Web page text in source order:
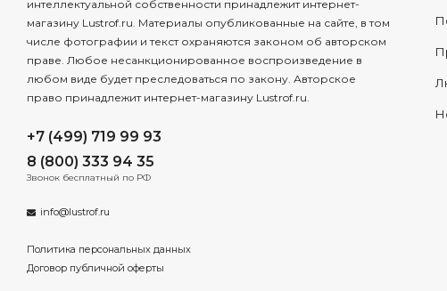
интеллектуальной собственности принадлежит интернет-
магазину Lustrof.ru. Материалы опубликованные на сайте, в том
числе фотографии и текст охраняются законом об авторском
праве. Любое несанкционированное воспроизведение в
любом виде будет преследоваться по закону. Авторское
право принадлежит интернет-магазину Lustrof.ru.
+7 (499) 719 99 93
8 (800) 333 94 35
Звонок бесплатный по РФ
info@lustrof.ru
Политика персональных данных
Договор публичной оферты